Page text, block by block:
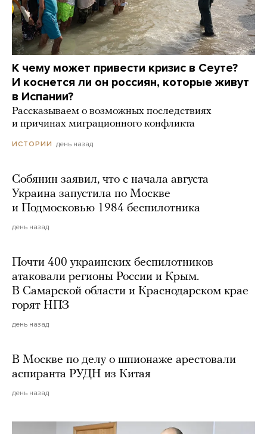
К чему может привести кризис в Сеуте?
И коснется ли он россиян, которые живут
в Испании?
Рассказываем о возможных последствиях
и причинах миграционного конфликта
ИСТОРИИ день назад
Собянин заявил, что с начала августа
Украина запустила по Москве
и Подмосковью 1984 беспилотника
день назад
Почти 400 украинских беспилотников
атаковали регионы России и Крым.
В Самарской области и Краснодарском крае
горят НПЗ
день назад
В Москве по делу о шпионаже арестовали
аспиранта РУДН из Китая
день назад